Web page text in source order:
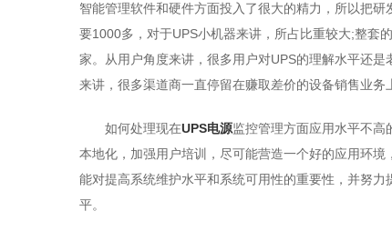
智能管理软件和硬件方面投入了很大的精力，所以把
要1000多，对于UPS小机器来讲，所占比重较大;整套
家。从用户角度来讲，很多用户对UPS的理解水平还
来讲，很多渠道商一直停留在赚取差价的设备销售业务
如何处理现在UPS电源监控管理方面应用水平不高
本地化，加强用户培训，尽可能营造一个好的应用环
能对提高系统维护水平和系统可用性的重要性，并努
平。